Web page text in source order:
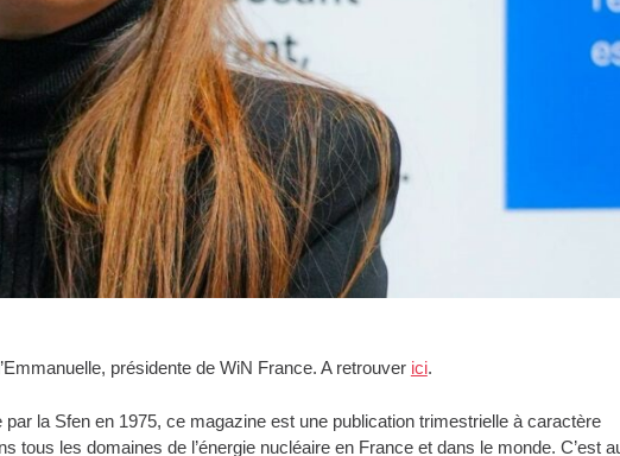
présidente de WiN France. A retrouver ici.
la Sfen en 1975, ce magazine est une publication trimestrielle à caractère
tous les domaines de l’énergie nucléaire en France et dans le monde. C’est